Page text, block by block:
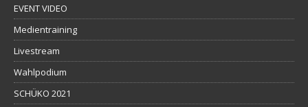
EVENT VIDEO
Medientraining
Livestream
Wahlpodium
SCHÜKO 2021